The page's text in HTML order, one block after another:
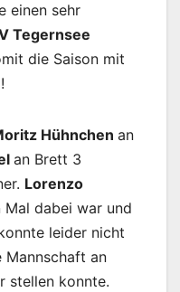
einen sehr
Tegernsee
die Saison mit
Hühnchen an
an Brett 3
Lorenzo
Mal dabei war und
leider nicht
Mannschaft an
stellen konnte.